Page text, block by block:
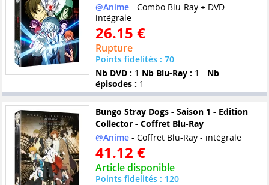
@Anime- Combo Blu-Ray + DVD -
intégrale
26.15 €
Rupture
Points fidelités : 70
Nb DVD : 1 Nb Blu-Ray : 1 - Nb
épisodes : 1
Bungo Stray Dogs - Saison 1 - Edition
Collector - Coffret Blu-Ray
@Anime- Coffret Blu-Ray - intégrale
41.12 €
Article disponible
Points fidelités : 120